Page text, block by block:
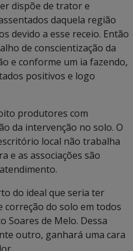
dispõe de trator e
daquela região
devido a esse receio. Então
de conscientização da
e conforme um ia fazendo,
positivos e logo
produtores com
da intervenção no solo. O
local não trabalha
e as associações são
do ideal que seria ter
correção do solo em todos
Soares de Melo. Dessa
outro, ganhará uma cara